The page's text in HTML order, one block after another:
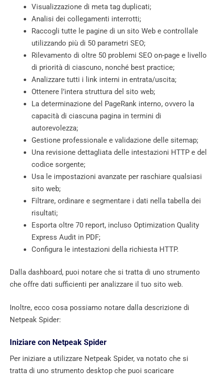
Visualizzazione di meta tag duplicati;
Analisi dei collegamenti interrotti;
Raccogli tutte le pagine di un sito Web e controllale
utilizzando più di 50 parametri SEO;
Rilevamento di oltre 50 problemi SEO on-page e livello
di priorità di ciascuno, nonché best practice;
Analizzare tutti i link interni in entrata/uscita;
Ottenere l’intera struttura del sito web;
La determinazione del PageRank interno, ovvero la
capacità di ciascuna pagina in termini di
autorevolezza;
Gestione professionale e validazione delle sitemap;
Una revisione dettagliata delle intestazioni HTTP e del
codice sorgente;
Usa le impostazioni avanzate per raschiare qualsiasi
sito web;
Filtrare, ordinare e segmentare i dati nella tabella dei
risultati;
Esporta oltre 70 report, incluso Optimization Quality
Express Audit in PDF;
Configura le intestazioni della richiesta HTTP.
Dalla dashboard, puoi notare che si tratta di uno strumento
che offre dati sufficienti per analizzare il tuo sito web.
Inoltre, ecco cosa possiamo notare dalla descrizione di
Netpeak Spider:
Iniziare con Netpeak Spider
Per iniziare a utilizzare Netpeak Spider, va notato che si
tratta di uno strumento desktop che puoi scaricare